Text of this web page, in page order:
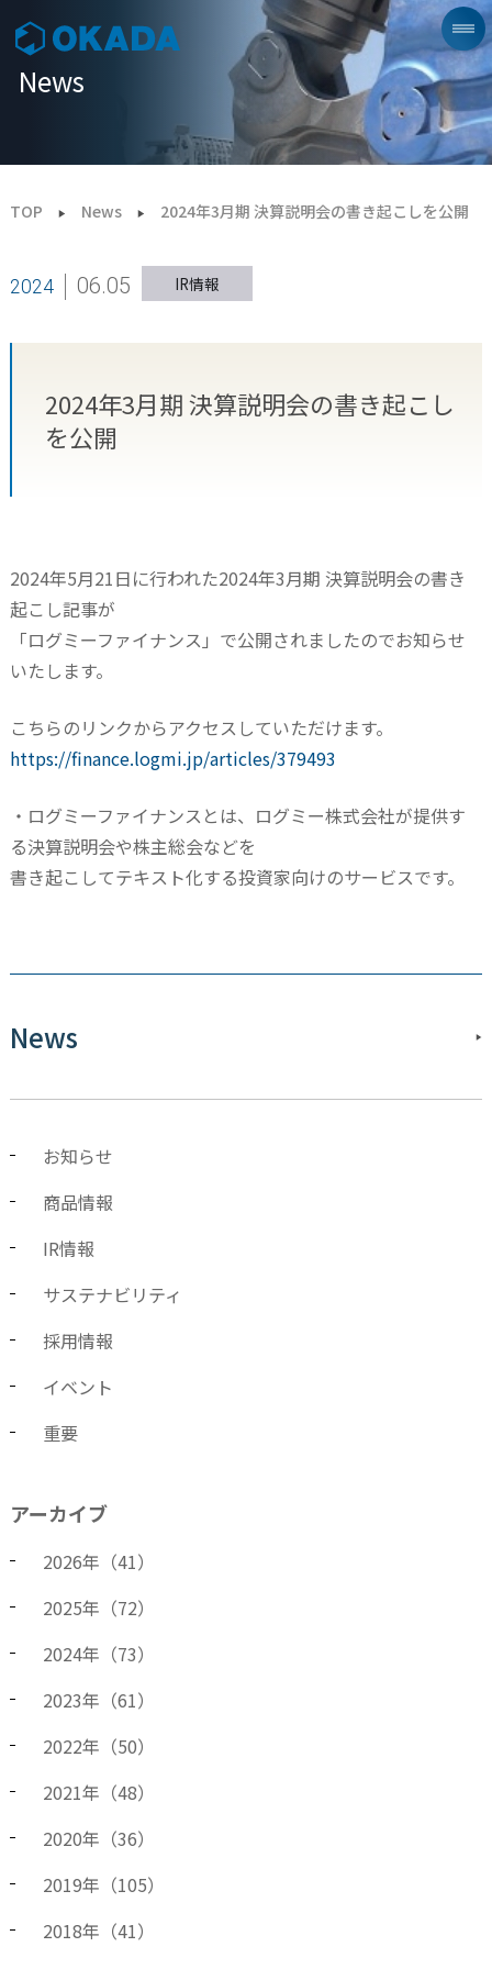
News
TOP News 2024年3月期 決算説明会の書き起こしを公開
2024 06.05 IR情報
2024年3月期 決算説明会の書き起こし
を公開
2024年5月21日に行われた2024年3月期 決算説明会の書き
起こし記事が
「ログミーファイナンス」で公開されましたのでお知らせ
いたします。
こちらのリンクからアクセスしていただけます。
https://finance.logmi.jp/articles/379493
・ログミーファイナンスとは、ログミー株式会社が提供す
る決算説明会や株主総会などを
書き起こしてテキスト化する投資家向けのサービスです。
News
お知らせ
商品情報
IR情報
サステナビリティ
採用情報
イベント
重要
アーカイブ
2026年（41）
2025年（72）
2024年（73）
2023年（61）
2022年（50）
2021年（48）
2020年（36）
2019年（105）
2018年（41）